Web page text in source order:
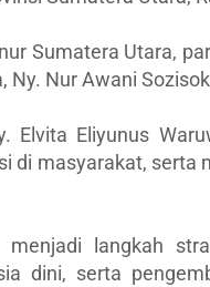
Sumatera Utara,
Nur Awani
Elvita Eliyunus
di masyarakat, serta
langkah
dini, serta